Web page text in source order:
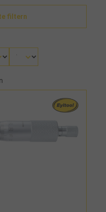
filtern